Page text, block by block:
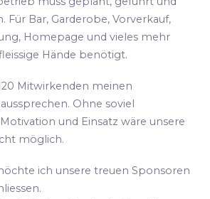
Für Bar, Garderobe, Vorverkauf,
Homepage und vieles mehr
Hände benötigt.
Mitwirkenden meinen
Ohne soviel
und Einsatz wäre unsere
möglich.
ich unsere treuen Sponsoren